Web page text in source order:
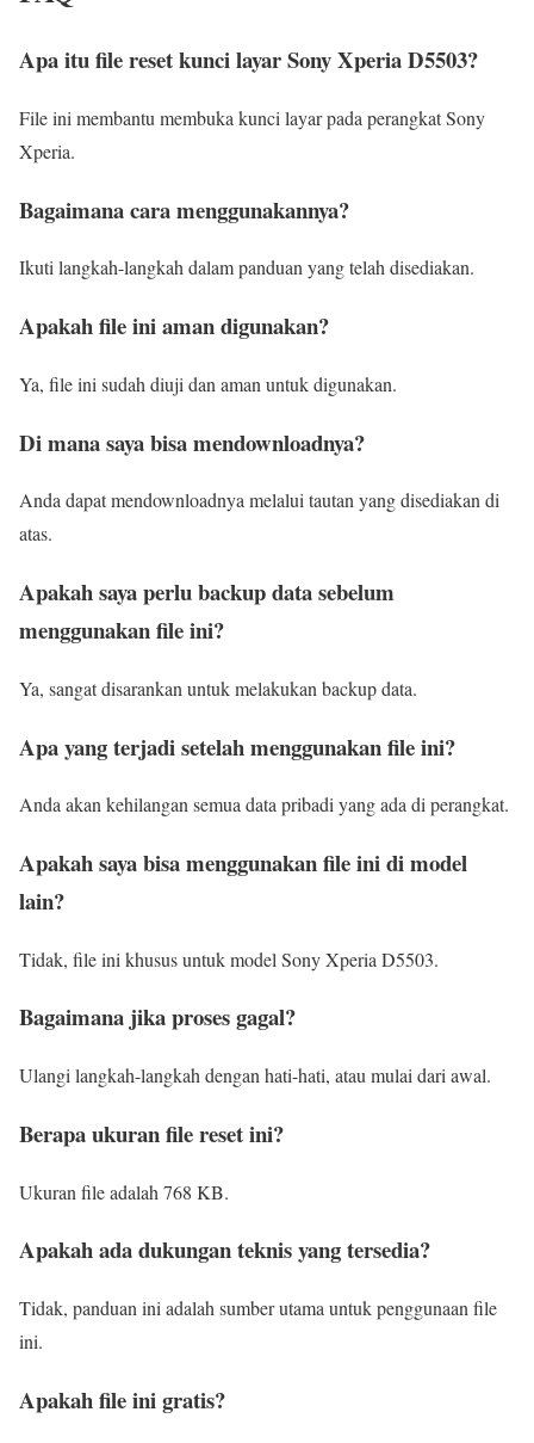
Apa itu file reset kunci layar Sony Xperia D5503?
File ini membantu membuka kunci layar pada perangkat Sony
Xperia.
Bagaimana cara menggunakannya?
Ikuti langkah-langkah dalam panduan yang telah disediakan.
Apakah file ini aman digunakan?
Ya, file ini sudah diuji dan aman untuk digunakan.
Di mana saya bisa mendownloadnya?
Anda dapat mendownloadnya melalui tautan yang disediakan di
atas.
Apakah saya perlu backup data sebelum
menggunakan file ini?
Ya, sangat disarankan untuk melakukan backup data.
Apa yang terjadi setelah menggunakan file ini?
Anda akan kehilangan semua data pribadi yang ada di perangkat.
Apakah saya bisa menggunakan file ini di model
lain?
Tidak, file ini khusus untuk model Sony Xperia D5503.
Bagaimana jika proses gagal?
Ulangi langkah-langkah dengan hati-hati, atau mulai dari awal.
Berapa ukuran file reset ini?
Ukuran file adalah 768 KB.
Apakah ada dukungan teknis yang tersedia?
Tidak, panduan ini adalah sumber utama untuk penggunaan file
ini.
Apakah file ini gratis?